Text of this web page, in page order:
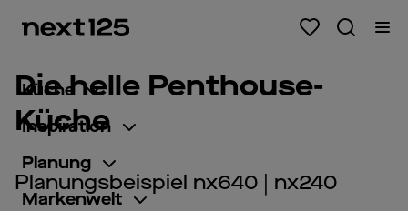
Küche
Inspiration
Planung
Markenwelt
Die helle Penthouse-
Küche
Planungsbeispiel nx640 | nx240